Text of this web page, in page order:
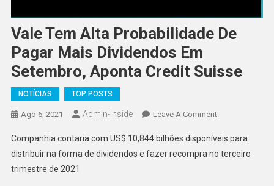
Vale Tem Alta Probabilidade De
Pagar Mais Dividendos Em
Setembro, Aponta Credit Suisse
NOTÍCIAS TOP POSTS
Ago 6, 2021 Admin-Inside Leave A CommentOn
Tem
Alta
Companhia contaria com US$ 10,844 bilhões disponíveis para
distribuir na forma de dividendos e fazer recompra no terceiro
trimestre de 2021